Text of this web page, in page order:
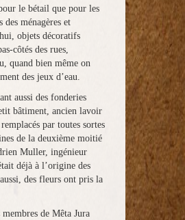
le bétail que pour les
des ménagères et
objets décoratifs
côtés des rues,
quand bien même on
des jeux d’eau.
aussi des fonderies
bâtiment, ancien lavoir
par toutes sortes
de la deuxième moitié
Muller, ingénieur
déjà à l’origine des
des fleurs ont pris la
membres de Mêta Jura